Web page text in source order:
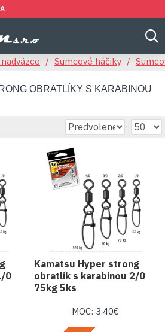
Sumcové háčiky
OBRATLÍKY S KARABINOU
0
Kamatsu Hyper strong
obratlik s karabinou 2/0
75kg 5ks
MOC: 3.40€